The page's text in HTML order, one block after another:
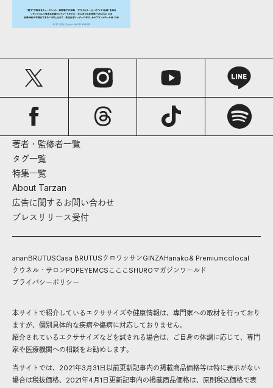
著者・監修者一覧
タグ一覧
特集一覧
About Tarzan
広告に関するお問い合わせ
プレスリリース受付
ananBRUTUSCasa BRUTUS クロワッサンGINZAHanako& Premiumcolocal
クウネル・サロンPOPEYEMCS こここ SHUROマガジンワールド
プライバシーポリシー
本サイトで紹介しているエクササイズや健康情報は、専門家への取材を行っており
ますが、個別具体的な疾病や傷病に対応しておりません。
紹介されているエクササイズなどを試される場合は、ご自身の体調に応じて、専門
家や医療機関への相談をお勧めします。
当サイトでは、2021年3月31日以前更新記事内の掲載商品価格等は特に表示がない
場合は税抜価格、2021年4月1日更新記事内の掲載商品価格は、原則税込価格で表